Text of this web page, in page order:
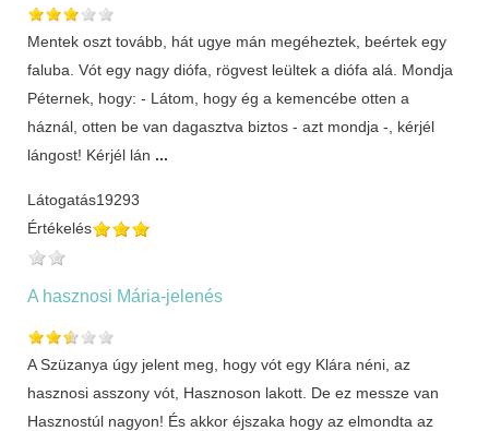
Mentek oszt tovább, hát ugye mán megéheztek, beértek egy
faluba. Vót egy nagy diófa, rögvest leültek a diófa alá. Mondja
Péternek, hogy: - Látom, hogy ég a kemencébe otten a
háznál, otten be van dagasztva biztos - azt mondja -, kérjél
lángost! Kérjél lán ...
Látogatás19293
Értékelés
A hasznosi Mária-jelenés
A Szüzanya úgy jelent meg, hogy vót egy Klára néni, az
hasznosi asszony vót, Hasznoson lakott. De ez messze van
Hasznostúl nagyon! És akkor éjszaka hogy az elmondta az